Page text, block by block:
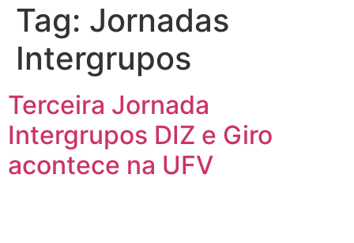
Tag: Jornadas
Intergrupos
Terceira Jornada
Intergrupos DIZ e Giro
acontece na UFV